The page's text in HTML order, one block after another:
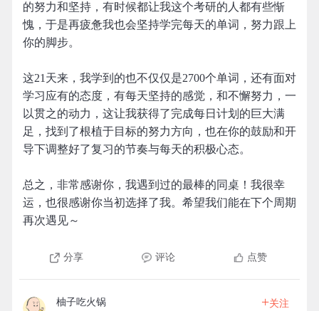
的努力和坚持，有时候都让我这个考研的人都有些惭
愧，于是再疲惫我也会坚持学完每天的单词，努力跟上
你的脚步。
这21天来，我学到的也不仅仅是2700个单词，还有面对
学习应有的态度，有每天坚持的感觉，和不懈努力，一
以贯之的动力，这让我获得了完成每日计划的巨大满
足，找到了根植于目标的努力方向，也在你的鼓励和开
导下调整好了复习的节奏与每天的积极心态。
总之，非常感谢你，我遇到过的最棒的同桌！我很幸
运，也很感谢你当初选择了我。希望我们能在下个周期
再次遇见～
分享 评论 点赞
柚子吃火锅 +关注